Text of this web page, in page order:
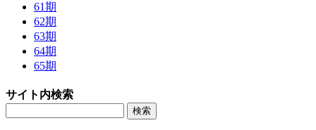
61期
62期
63期
64期
65期
サイト内検索